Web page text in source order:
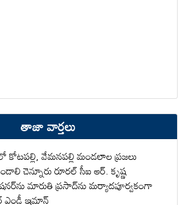
తాజా వార్తలు
కోటపల్లి, వేమనపల్లి మండలాల ప్రజలు
చెన్నూరు రూరల్ సీఐ ఆర్. కృష్ణ
మారుతి ప్రసాద్‌ను మర్యాదపూర్వకంగా
ఇమ్రాన్